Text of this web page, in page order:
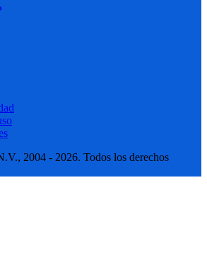
2004 - 2026. Todos los derechos